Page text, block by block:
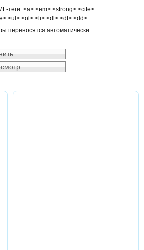
теги: <a> <em> <strong> <cite>
<ul> <ol> <li> <dl> <dt> <dd>
переносятся автоматически.